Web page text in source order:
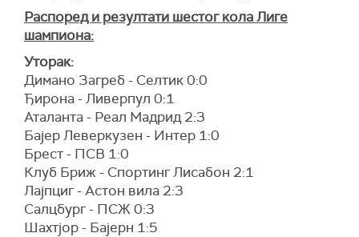
Распоред и резултати шестог кола Лиге
шампиона:
Уторак:
Димано Загреб - Селтик 0:0
Ђирона - Ливерпул 0:1
Аталанта - Реал Мадрид 2:3
Бајер Леверкузен - Интер 1:0
Брест - ПСВ 1:0
Клуб Бриж - Спортинг Лисабон 2:1
Лајпциг - Астон вила 2:3
Салцбург - ПСЖ 0:3
Шахтјор - Бајерн 1:5